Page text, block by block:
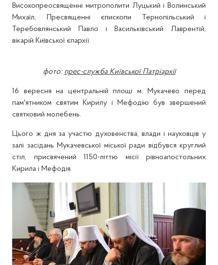
Високопреосвященні митрополити Луцький і Волинський
Михаїл, Пресвященні єпископи Тернопільський і
Теребовлянський Павло і Васильківський Лаврентій,
вікарій Київської єпархії.
фото: прес-служба Київської Патріархії
16 вересня на центральній площі м. Мукачево перед
пам'ятником святим Кирилу і Мефодію був звершений
святковий молебень.
Цього ж дня за участю духовенства, влади і науковців у
залі засідань Мукачевської міської ради відбувся круглий
стіл, присвячений 1150-літтю місії рівноапостольних
Кирила і Мефодія.